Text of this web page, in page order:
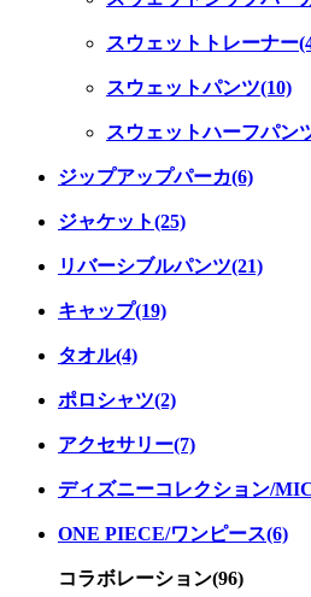
スウェットトレーナー
スウェットパンツ(10)
スウェットハーフパン
ジップアップパーカ(6)
ジャケット(25)
リバーシブルパンツ(21)
キャップ(19)
タオル(4)
ポロシャツ(2)
アクセサリー(7)
ディズニーコレクション/
ONE PIECE/ワンピース(6)
コラボレーション(96)